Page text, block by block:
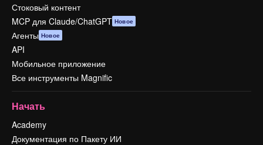
Стоковый контент
MCP для Claude/ChatGPT Новое
Агенты Новое
API
Мобильное приложение
Все инструменты Magnific
Начать
Academy
Документация по Пакету ИИ